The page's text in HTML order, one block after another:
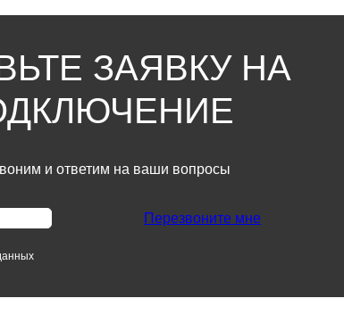
ЗАЯВКУ НА
и ответим на ваши вопросы
Перезвоните мне